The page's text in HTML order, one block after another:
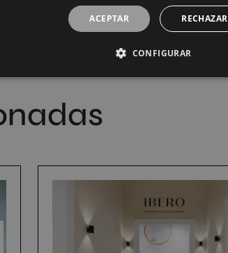
ACEPTAR RECHAZAR
CONFIGURAR